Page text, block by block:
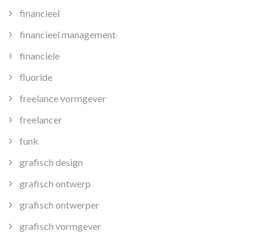
financieel
financieel management
financiele
fluoride
freelance vormgever
freelancer
funk
grafisch design
grafisch ontwerp
grafisch ontwerper
grafisch vormgever